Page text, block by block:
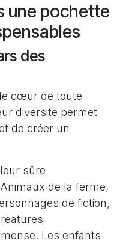
une pochette
des
cœur de toute
diversité permet
de créer un
sûre
de la ferme,
de fiction,
Les enfants